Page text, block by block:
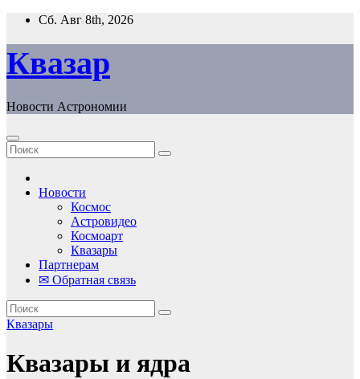
Перейти
содержанию
Сб. Авг 8th, 2026
Квазар
Новости Астрономии
Новости
Космос
Астровидео
Космоарт
Квазары
Партнерам
✉ Обратная связь
Квазары
Квазары и ядра